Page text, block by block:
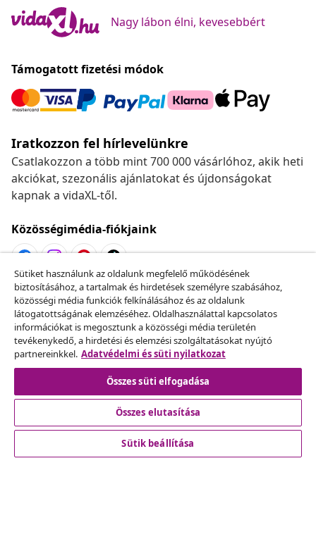
Nagy lábon élni, kevesebbért
Támogatott fizetési módok
Iratkozzon fel hírlevelünkre
Csatlakozzon a több mint 700 000 vásárlóhoz, akik heti
akciókat, szezonális ajánlatokat és újdonságokat
kapnak a vidaXL-től.
Közösségimédia-fiókjaink
Szerződéstől való elállás
Küldj be egy rendelés lemondására vonatkozó
kérelmet.
Szerződéstől való elállás
Ügyfélszolgálat
Sütiket használunk az oldalunk megfelelő működésének
biztosításához, a tartalmak és hirdetések személyre szabásához,
közösségi média funkciók felkínálásához és az oldalunk
látogatottságának elemzéséhez. Oldalhasználattal kapcsolatos
információkat is megosztunk a közösségi média területén
tevékenykedő, a hirdetési és elemzési szolgáltatásokat nyújtó
partnereinkkel. Adatvédelmi és süti nyilatkozat
Összes süti elfogadása
Összes elutasítása
Sütik beállítása